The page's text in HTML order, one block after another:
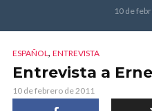
10 de
ESPAÑOL, ENTREVISTA
Entrevista a
10 de febrero de 2011